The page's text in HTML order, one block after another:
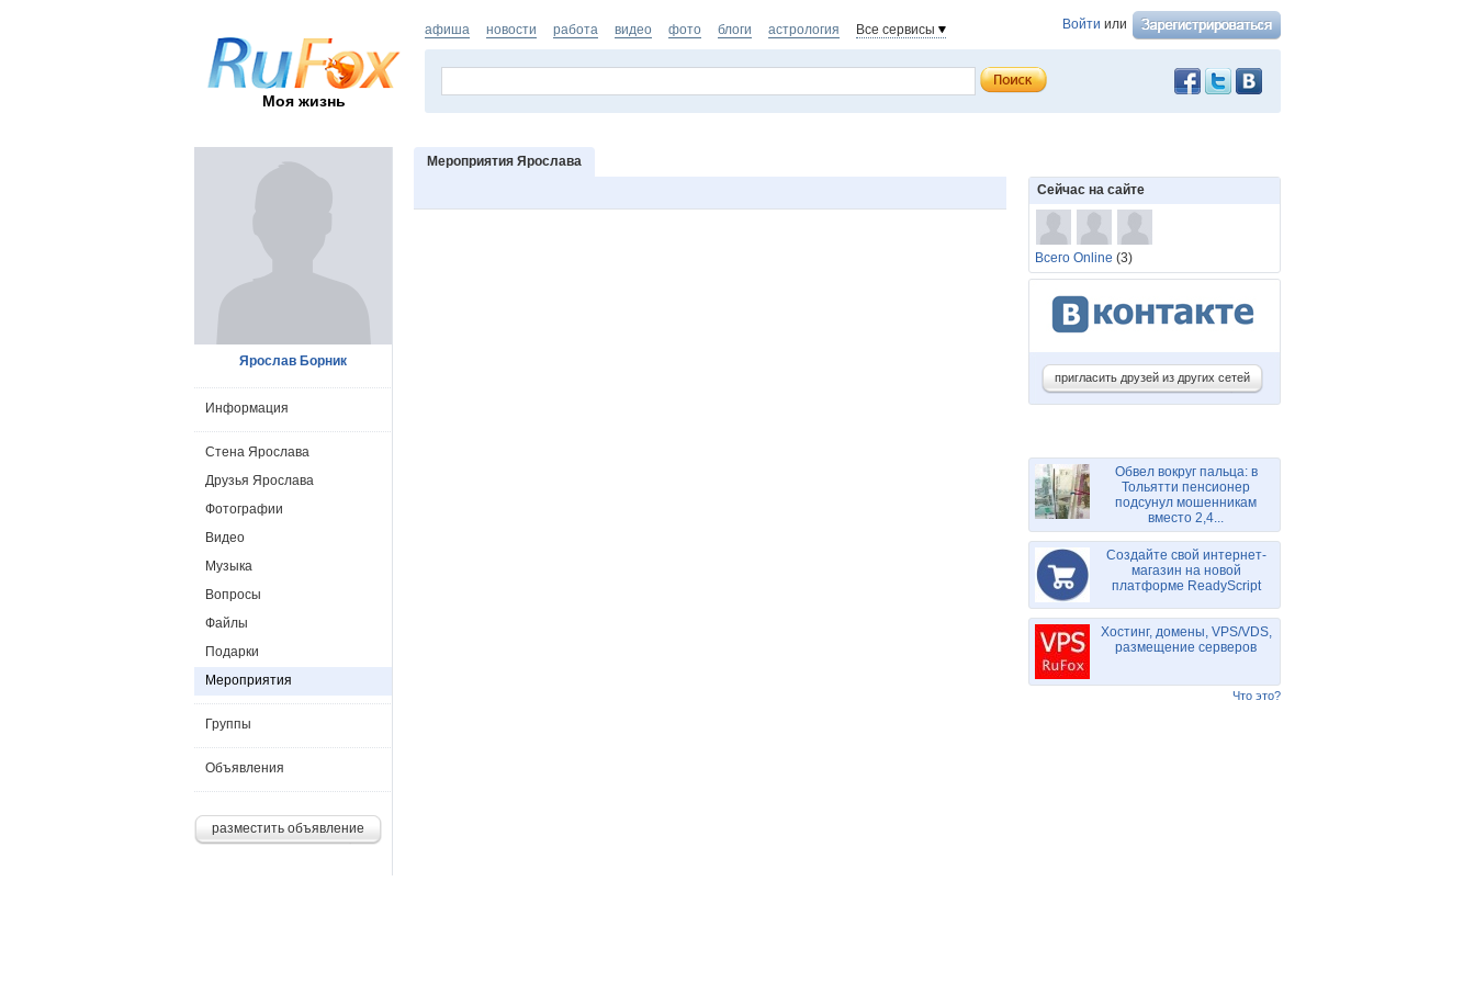
Моя жизнь
Войти или
афиша новости работа видео фото блоги астрология Все сервисы
Мероприятия Ярослава
Ярослав Борник
Информация
Стена Ярослава
Друзья Ярослава
Фотографии
Видео
Музыка
Вопросы
Файлы
Подарки
Мероприятия
Группы
Объявления
разместить объявление
Сейчас на сайте
Всего Online (3)
пригласить друзей из других сетей
Обвел вокруг пальца: в
Тольятти пенсионер
подсунул мошенникам
вместо 2,4...
Создайте свой интернет-
магазин на новой
платформе ReadyScript
Хостинг, домены, VPS/VDS,
размещение серверов
Что это?